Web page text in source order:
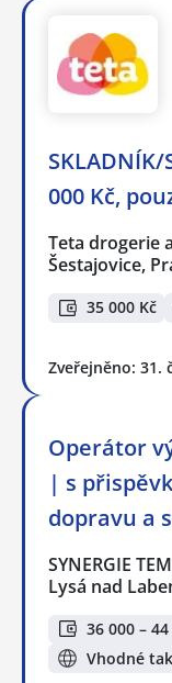
SKLADNÍK/
000 Kč,
Teta drogerie
Šestajovice,
35 000 Kč
Zveřejněno: 31.
Operátor
| s
dopravu a
SYNERGIE
Lysá nad
36 000 –
Vhodné